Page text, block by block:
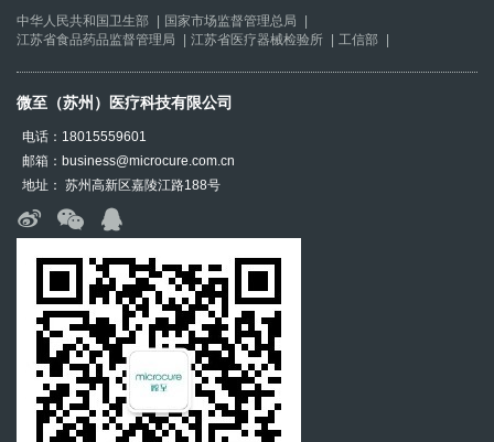
中华人民共和国卫生部 | 国家市场监督管理总局
|
江苏省食品药品监督管理局
| 江苏省医疗器械检验所 | 工信部 |
微至（苏州）医疗科技有限公司
电话：18015559601
邮箱：business@microcure.com.cn
地址： 苏州高新区嘉陵江路188号